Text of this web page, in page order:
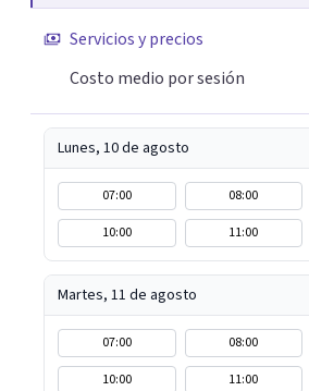
Servicios y precios
Costo medio por sesión
Lunes, 10 de agosto
07:00 08:00
10:00
11:00
Martes, 11 de agosto
07:00 08:00
10:00
11:00